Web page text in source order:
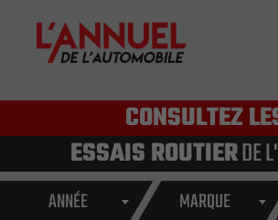
CONSULTEZ
ESSAIS ROUTIERDE
ANNÉE MARQUE